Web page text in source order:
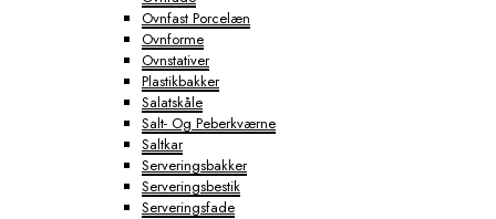
Ovnfast Porcelæn
Ovnforme
Ovnstativer
Plastikbakker
Salatskåle
Salt- Og Peberkværne
Saltkar
Serveringsbakker
Serveringsbestik
Serveringsfade